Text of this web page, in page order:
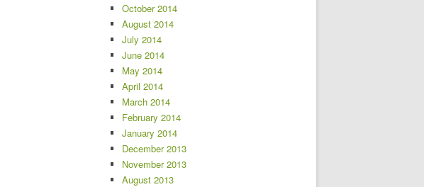
October 2014
August 2014
July 2014
June 2014
May 2014
April 2014
March 2014
February 2014
January 2014
December 2013
November 2013
August 2013